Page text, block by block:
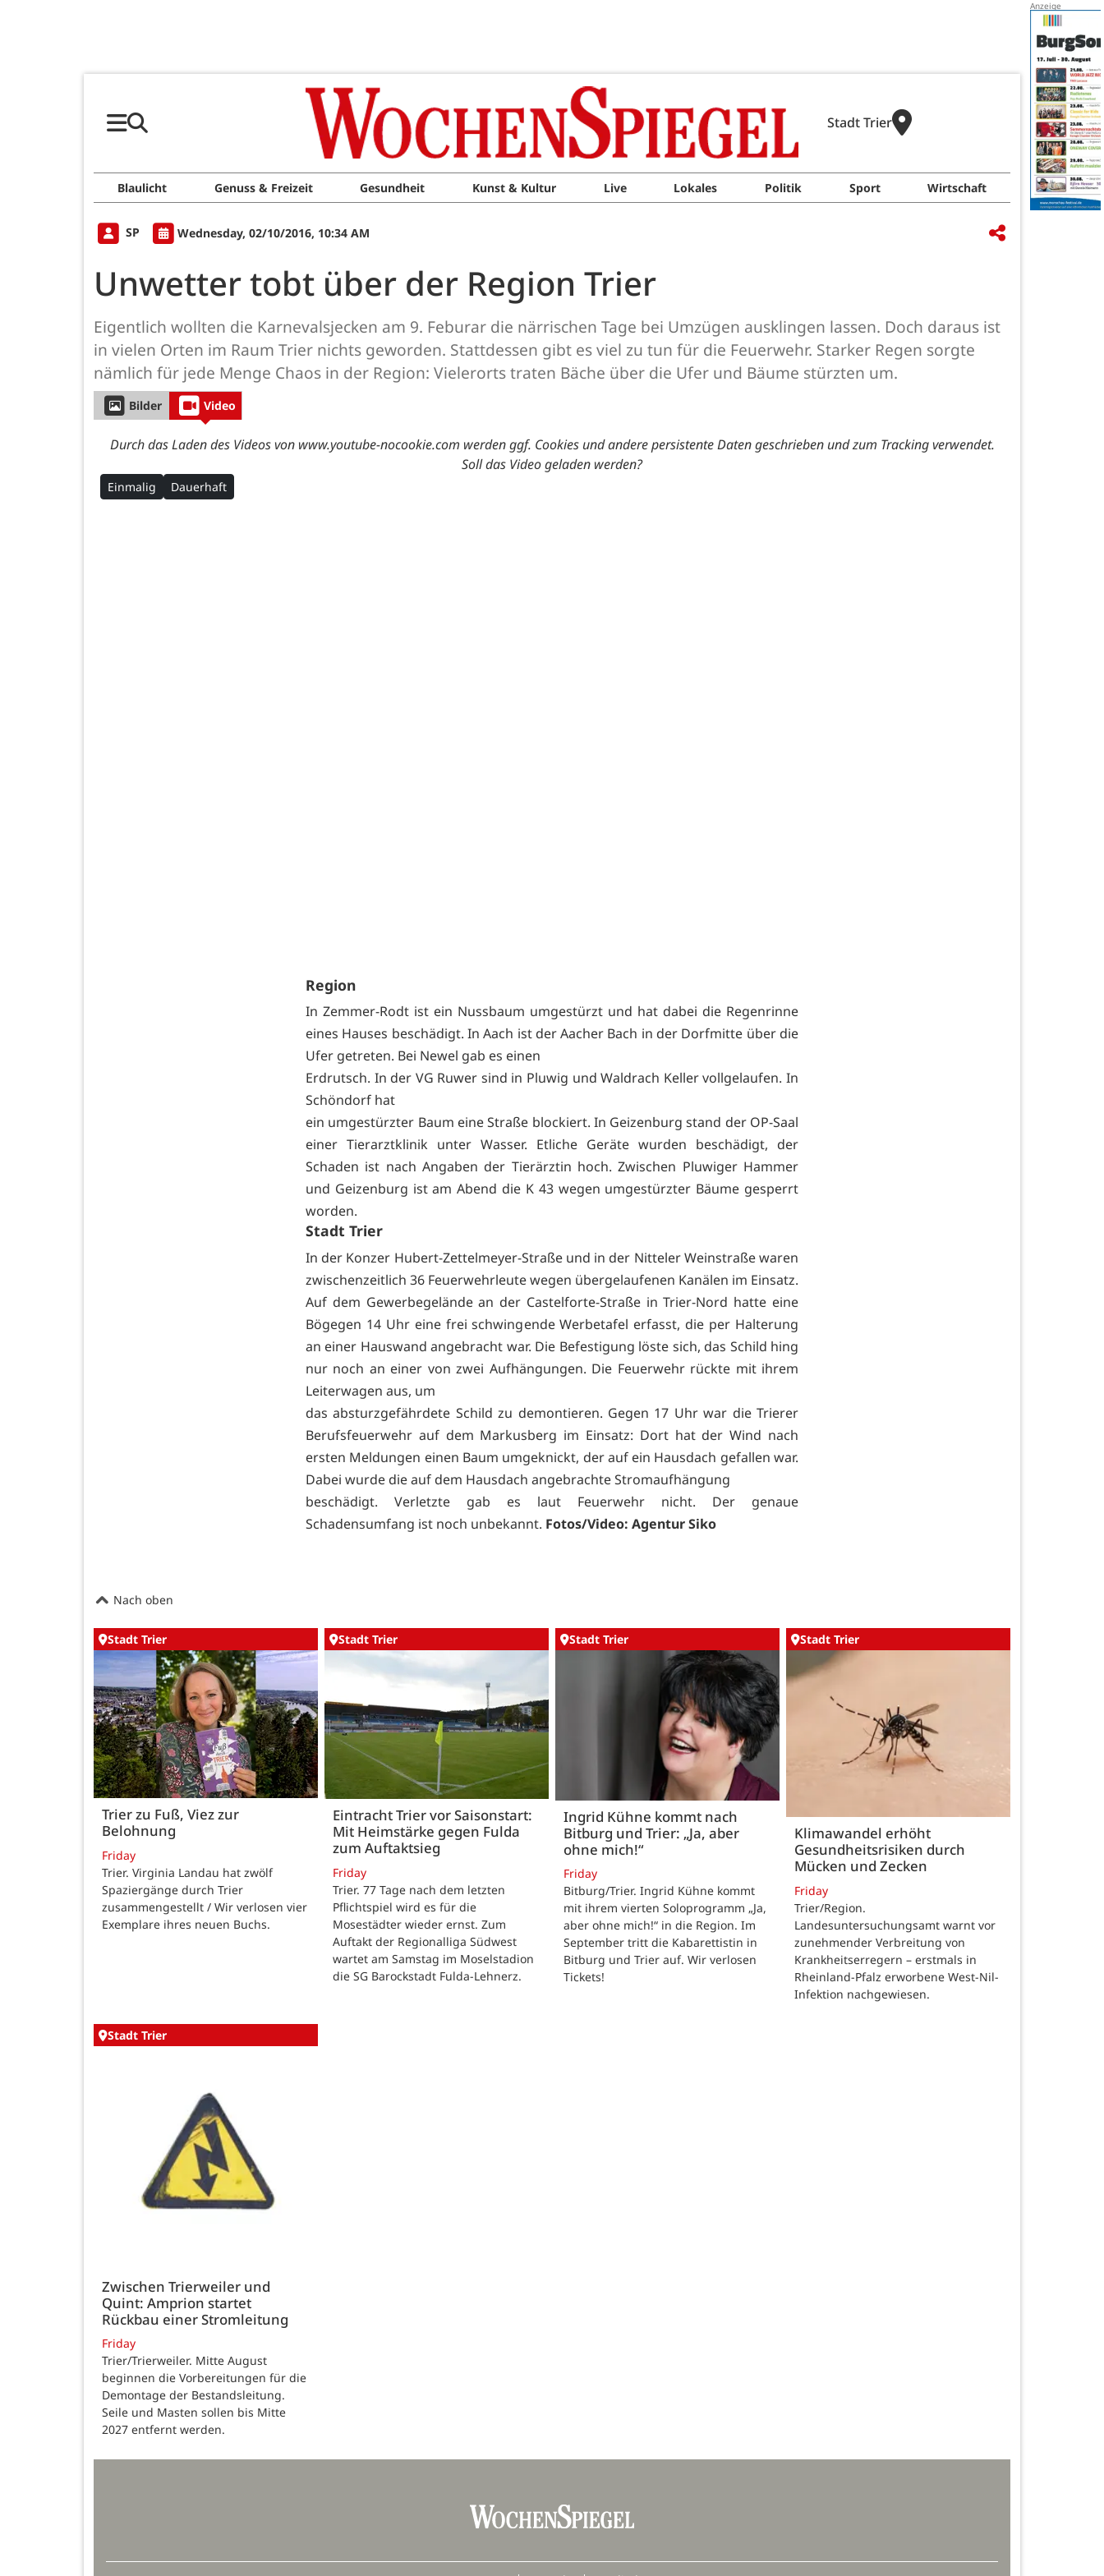
Stadt Trier
Blaulicht Genuss & Freizeit Gesundheit Kunst & Kultur Live Lokales Politik Sport Wirtschaft
SP Wednesday, 02/10/2016, 10:34 AM
Unwetter tobt über der Region Trier
Eigentlich wollten die Karnevalsjecken am 9. Feburar die närrischen Tage bei Umzügen ausklingen lassen. Doch daraus ist
in vielen Orten im Raum Trier nichts geworden. Stattdessen gibt es viel zu tun für die Feuerwehr. Starker Regen sorgte
nämlich für jede Menge Chaos in der Region: Vielerorts traten Bäche über die Ufer und Bäume stürzten um.
Bilder Video
Durch das Laden des Videos von www.youtube-nocookie.com werden ggf. Cookies und andere persistente Daten geschrieben und zum Tracking verwendet.
Soll das Video geladen werden?
Einmalig Dauerhaft
Region
In Zemmer-Rodt ist ein Nussbaum umgestürzt und hat dabei die Regenrinne
eines Hauses beschädigt. In Aach ist der Aacher Bach in der Dorfmitte über die
Ufer getreten. Bei Newel gab es einen
Erdrutsch. In der VG Ruwer sind in Pluwig und Waldrach Keller vollgelaufen. In
Schöndorf hat
ein umgestürzter Baum eine Straße blockiert. In Geizenburg stand der OP-Saal
einer Tierarztklinik unter Wasser. Etliche Geräte wurden beschädigt, der
Schaden ist nach Angaben der Tierärztin hoch. Zwischen Pluwiger Hammer
und Geizenburg ist am Abend die K 43 wegen umgestürzter Bäume gesperrt
worden.
Stadt Trier
In der Konzer Hubert-Zettelmeyer-Straße und in der Nitteler Weinstraße waren
zwischenzeitlich 36 Feuerwehrleute wegen übergelaufenen Kanälen im Einsatz.
Auf dem Gewerbegelände an der Castelforte-Straße in Trier-Nord hatte eine
Bögegen 14 Uhr eine frei schwingende Werbetafel erfasst, die per Halterung
an einer Hauswand angebracht war. Die Befestigung löste sich, das Schild hing
nur noch an einer von zwei Aufhängungen. Die Feuerwehr rückte mit ihrem
Leiterwagen aus, um
das absturzgefährdete Schild zu demontieren. Gegen 17 Uhr war die Trierer
Berufsfeuerwehr auf dem Markusberg im Einsatz: Dort hat der Wind nach
ersten Meldungen einen Baum umgeknickt, der auf ein Hausdach gefallen war.
Dabei wurde die auf dem Hausdach angebrachte Stromaufhängung
beschädigt. Verletzte gab es laut Feuerwehr nicht. Der genaue
Schadensumfang ist noch unbekannt. Fotos/Video: Agentur Siko
Nach oben
Stadt Trier
Trier zu Fuß, Viez zur
Belohnung
Friday
Trier. Virginia Landau hat zwölf
Spaziergänge durch Trier
zusammengestellt / Wir verlosen vier
Exemplare ihres neuen Buchs.
Stadt Trier
Eintracht Trier vor Saisonstart:
Mit Heimstärke gegen Fulda
zum Auftaktsieg
Friday
Trier. 77 Tage nach dem letzten
Pflichtspiel wird es für die
Mosestädter wieder ernst. Zum
Auftakt der Regionalliga Südwest
wartet am Samstag im Moselstadion
die SG Barockstadt Fulda-Lehnerz.
Stadt Trier
Ingrid Kühne kommt nach
Bitburg und Trier: „Ja, aber
ohne mich!“
Friday
Bitburg/Trier. Ingrid Kühne kommt
mit ihrem vierten Soloprogramm „Ja,
aber ohne mich!“ in die Region. Im
September tritt die Kabarettistin in
Bitburg und Trier auf. Wir verlosen
Tickets!
Stadt Trier
Klimawandel erhöht
Gesundheitsrisiken durch
Mücken und Zecken
Friday
Trier/Region.
Landesuntersuchungsamt warnt vor
zunehmender Verbreitung von
Krankheitserregern – erstmals in
Rheinland-Pfalz erworbene West-Nil-
Infektion nachgewiesen.
Stadt Trier
Zwischen Trierweiler und
Quint: Amprion startet
Rückbau einer Stromleitung
Friday
Trier/Trierweiler. Mitte August
beginnen die Vorbereitungen für die
Demontage der Bestandsleitung.
Seile und Masten sollen bis Mitte
2027 entfernt werden.